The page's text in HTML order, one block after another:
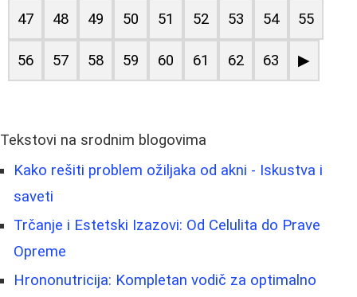
47 48 49 50 51 52 53 54 55
56 57 58 59 60 61 62 63 ▶
Tekstovi na srodnim blogovima
Kako rešiti problem ožiljaka od akni - Iskustva i
saveti
Trčanje i Estetski Izazovi: Od Celulita do Prave
Opreme
Hrononutricija: Kompletan vodič za optimalno